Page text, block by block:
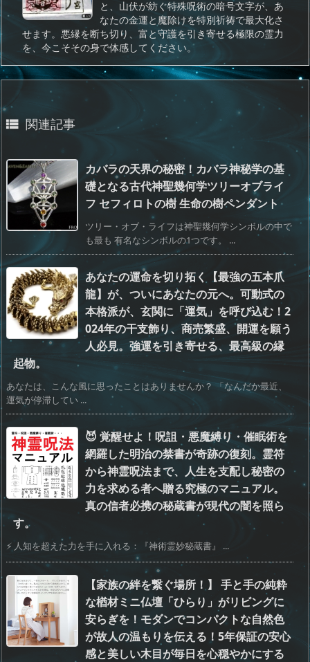
と、山伏が紡ぐ特殊呪術の暗号文字が、あ
なたの金運と魔除けを特別祈祷で最大化さ
せます。悪縁を断ち切り、富と守護を引き寄せる極限の霊力
を、今こそその身で体感してください。
 関連記事
カバラの天界の秘密！カバラ神秘学の基
礎となる古代神聖幾何学ツリーオブライ
フ セフィロトの樹 生命の樹ペンダント
ツリー・オブ・ライフは神聖幾何学シンボルの中で
も最も 有名なシンボルの1つです。 ...
あなたの運命を切り拓く【最強の五本爪
龍】が、ついにあなたの元へ。可動式の
本格派が、玄関に「運気」を呼び込む！2
024年の干支飾り、商売繁盛、開運を願う
人必見。強運を引き寄せる、最高級の縁
起物。
あなたは、こんな風に思ったことはありませんか？ 「なんだか最近、
運気が停滞してい ...
😈 覚醒せよ！呪詛・悪魔縛り・催眠術を
網羅した明治の禁書が奇跡の復刻。霊符
から神霊呪法まで、人生を支配し秘密の
力を求める者へ贈る究極のマニュアル。
真の信者必携の秘蔵書が現代の闇を照ら
す。
⚡️ 人知を超えた力を手に入れる：『神術霊妙秘蔵書』 ...
【家族の絆を繋ぐ場所！】 手と手の純粋
な楢材ミニ仏壇「ひらり」がリビングに
安らぎを！モダンでコンパクトな自然色
が故人の温もりを伝える！5年保証の安心
感と美しい木目が毎日を心穏やかにする